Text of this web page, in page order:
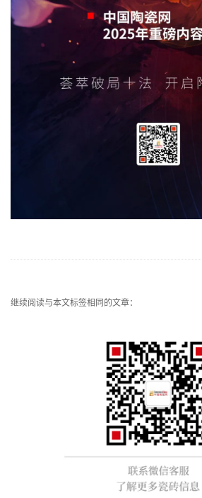
继续阅读与本文标签相同的文章：